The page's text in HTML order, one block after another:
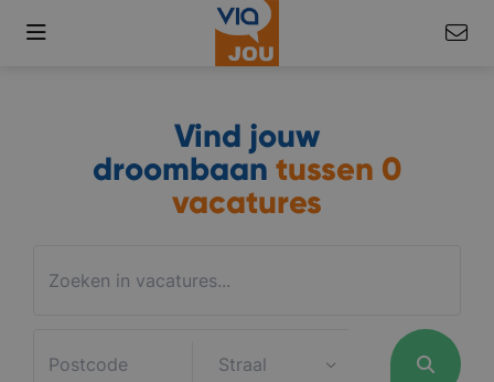
Vind jouw
droombaan tussen 0
vacatures